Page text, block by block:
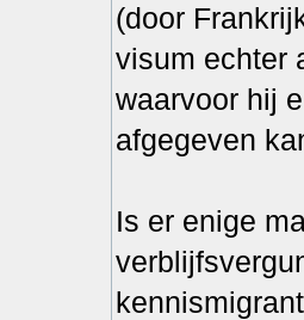
(door
visum echter
waarvoor hij
afgegeven
Is er enige